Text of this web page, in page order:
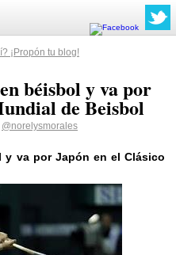
¡Propón tu blog!
béisbol y va por
de Beisbol
@norelysmorales
y va por Japón en el Clásico